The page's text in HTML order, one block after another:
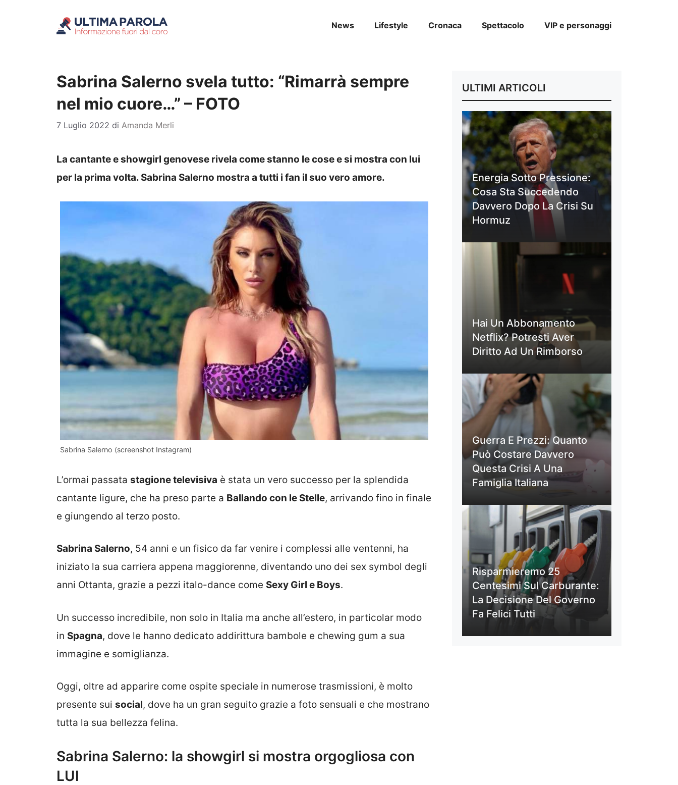
News Lifestyle Cronaca Spettacolo VIP e personaggi
Sabrina Salerno svela tutto: “Rimarrà sempre
nel mio cuore…” – FOTO
7 Luglio 2022 di Amanda Merli
La cantante e showgirl genovese rivela come stanno le cose e si mostra con lui
per la prima volta. Sabrina Salerno mostra a tutti i fan il suo vero amore.
Sabrina Salerno (screenshot Instagram)
L’ormai passata stagione televisiva è stata un vero successo per la splendida
cantante ligure, che ha preso parte a Ballando con le Stelle, arrivando fino in finale
e giungendo al terzo posto.
Sabrina Salerno, 54 anni e un fisico da far venire i complessi alle ventenni, ha
iniziato la sua carriera appena maggiorenne, diventando uno dei sex symbol degli
anni Ottanta, grazie a pezzi italo-dance come Sexy Girl e Boys.
Un successo incredibile, non solo in Italia ma anche all’estero, in particolar modo
in Spagna, dove le hanno dedicato addirittura bambole e chewing gum a sua
immagine e somiglianza.
Oggi, oltre ad apparire come ospite speciale in numerose trasmissioni, è molto
presente sui social, dove ha un gran seguito grazie a foto sensuali e che mostrano
tutta la sua bellezza felina.
Sabrina Salerno: la showgirl si mostra orgogliosa con
LUI
ULTIMI ARTICOLI
Energia Sotto Pressione:
Cosa Sta Succedendo
Davvero Dopo La Crisi Su
Hormuz
Hai Un Abbonamento
Netflix? Potresti Aver
Diritto Ad Un Rimborso
Guerra E Prezzi: Quanto
Può Costare Davvero
Questa Crisi A Una
Famiglia Italiana
Risparmieremo 25
Centesimi Sul Carburante:
La Decisione Del Governo
Fa Felici Tutti